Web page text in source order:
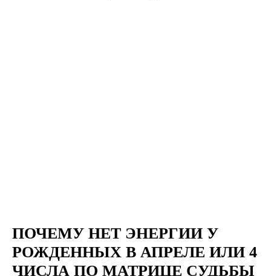
ПОЧЕМУ НЕТ ЭНЕРГИИ У
РОЖДЕННЫХ В АПРЕЛЕ ИЛИ 4
ЧИСЛА ПО МАТРИЦЕ СУДЬБЫ